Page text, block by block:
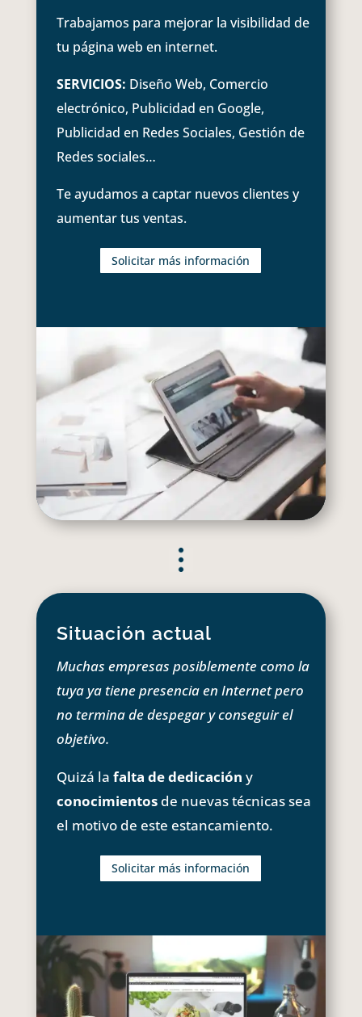
Trabajamos para mejorar la visibilidad de
tu página web en internet.
SERVICIOS: Diseño Web, Comercio
electrónico, Publicidad en Google,
Publicidad en Redes Sociales, Gestión de
Redes sociales…
Te ayudamos a captar nuevos clientes y
aumentar tus ventas.
Solicitar más información
Situación actual
Muchas empresas posiblemente como la
tuya ya tiene presencia en Internet pero
no termina de despegar y conseguir el
objetivo.
Quizá la falta de dedicación y
conocimientosde nuevas técnicas sea
el motivo de este estancamiento.
Solicitar más información